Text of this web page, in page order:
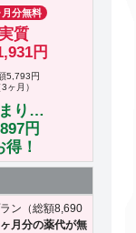
月分無料
質
円
5,793円
3ヶ月）
り…
円
得！
ン（総額8,690
月分の薬代が無